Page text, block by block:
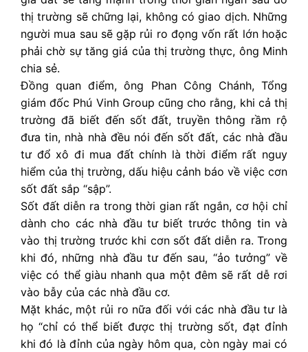
thị trường sẽ chững lại, không có giao dịch. Những
người mua sau sẽ gặp rủi ro đọng vốn rất lớn hoặc
phải chờ sự tăng giá của thị trường thực, ông Minh
chia sẻ.
Đồng quan điểm, ông Phan Công Chánh, Tổng
giám đốc Phú Vinh Group cũng cho rằng, khi cả thị
trường đã biết đến sốt đất, truyền thông rầm rộ
đưa tin, nhà nhà đều nói đến sốt đất, các nhà đầu
tư đổ xô đi mua đất chính là thời điểm rất nguy
hiểm của thị trường, dấu hiệu cảnh báo về việc cơn
sốt đất sắp “sập”.
Sốt đất diễn ra trong thời gian rất ngắn, cơ hội chỉ
dành cho các nhà đầu tư biết trước thông tin và
vào thị trường trước khi cơn sốt đất diễn ra. Trong
khi đó, những nhà đầu tư đến sau, “ảo tưởng” về
việc có thể giàu nhanh qua một đêm sẽ rất dễ rơi
vào bẫy của các nhà đầu cơ.
Mặt khác, một rủi ro nữa đối với các nhà đầu tư là
họ “chỉ có thể biết được thị trường sốt, đạt đỉnh
khi đó là đỉnh của ngày hôm qua, còn ngày mai có